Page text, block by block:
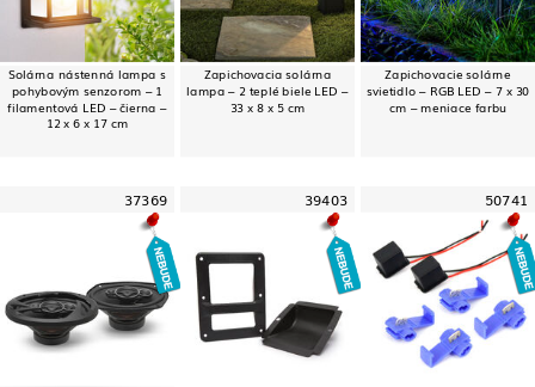
Solárna nástenná lampa s
pohybovým senzorom – 1
filamentová LED – čierna –
12 x 6 x 17 cm
Zapichovacia solárna
lampa – 2 teplé biele LED –
33 x 8 x 5 cm
Zapichovacie solárne
svietidlo – RGB LED – 7 x 30
cm – meniace farbu
37369 39403 50741